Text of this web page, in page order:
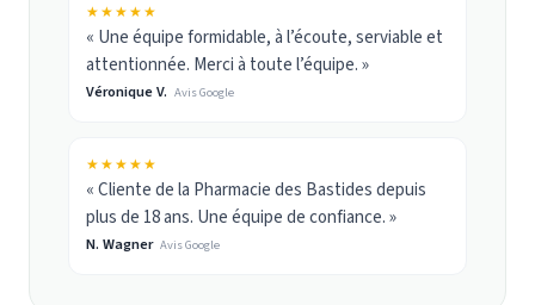
★★★★★
« Une équipe formidable, à l’écoute, serviable et
attentionnée. Merci à toute l’équipe. »
Véronique V. Avis Google
★★★★★
« Cliente de la Pharmacie des Bastides depuis
plus de 18 ans. Une équipe de confiance. »
N. Wagner Avis Google